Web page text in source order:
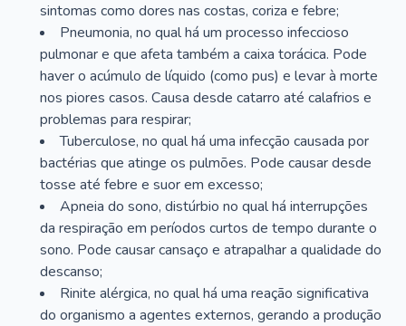
sintomas como dores nas costas, coriza e febre;
Pneumonia, no qual há um processo infeccioso
pulmonar e que afeta também a caixa torácica. Pode
haver o acúmulo de líquido (como pus) e levar à morte
nos piores casos. Causa desde catarro até calafrios e
problemas para respirar;
Tuberculose, no qual há uma infecção causada por
bactérias que atinge os pulmões. Pode causar desde
tosse até febre e suor em excesso;
Apneia do sono, distúrbio no qual há interrupções
da respiração em períodos curtos de tempo durante o
sono. Pode causar cansaço e atrapalhar a qualidade do
descanso;
Rinite alérgica, no qual há uma reação significativa
do organismo a agentes externos, gerando a produção